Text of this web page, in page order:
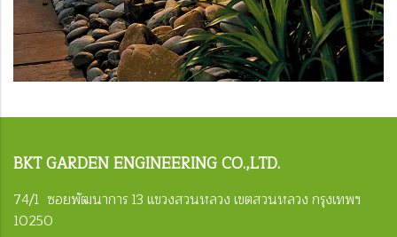
BKTGARDEN ENGINEERING CO.,LTD.
74/1 ซอยพัฒนาการ 13 แขวงสวนหลวง เขตสวนหลวง กรุงเทพฯ
10250